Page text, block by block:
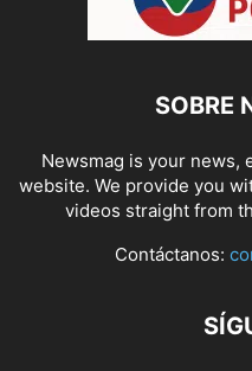
SOBRE
Newsmag is your news,
website. We provide you
videos straight from
Contáctanos: